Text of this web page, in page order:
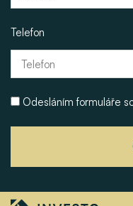
Telefon
Odesláním formuláře